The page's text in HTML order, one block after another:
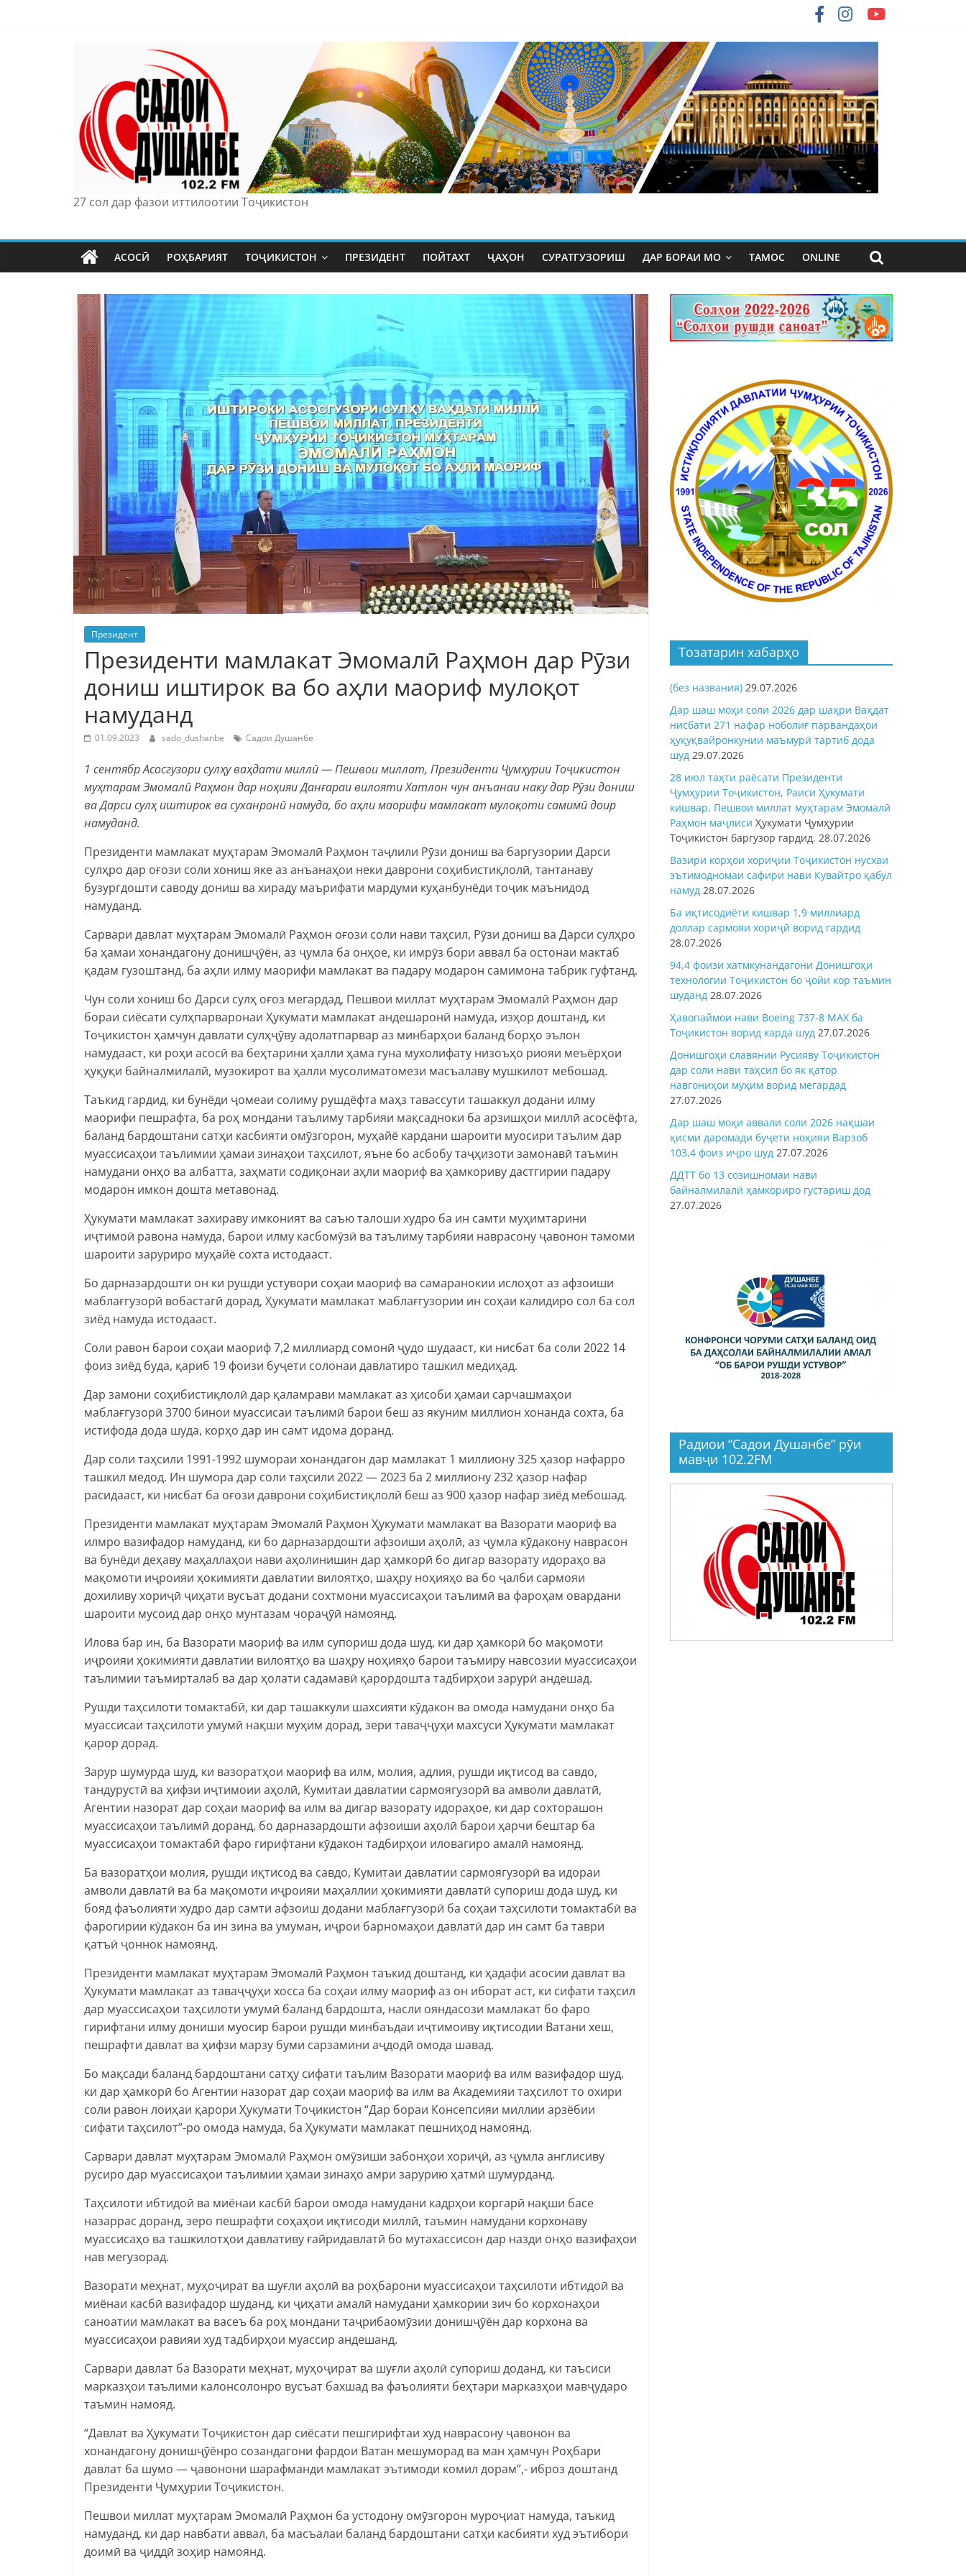
27 сол дар фазои иттилоотии Тоҷикистон
АСОСӢ РОҲБАРИЯТ ТОҶИКИСТОН ПРЕЗИДЕНТ ПОЙТАХТ ҶАҲОН СУРАТГУЗОРИШ ДАР БОРАИ МО ТАМОС ONLINE
Президент
Президенти мамлакат Эмомалӣ Раҳмон дар Рӯзи
дониш иштирок ва бо аҳли маориф мулоқот
намуданд
01.09.2023 sado_dushanbe Садои Душанбе
1 сентябр Асосгузори сулҳу ваҳдати миллӣ — Пешвои миллат, Президенти Ҷумҳурии Тоҷикистон
муҳтарам Эмомалӣ Раҳмон дар ноҳияи Данғараи вилояти Хатлон чун анъанаи наку дар Рӯзи дониш
ва Дарси сулҳ иштирок ва суханронӣ намуда, бо аҳли маорифи мамлакат мулоқоти самимӣ доир
намуданд.
Президенти мамлакат муҳтарам Эмомалӣ Раҳмон таҷлили Рӯзи дониш ва баргузории Дарси
сулҳро дар оғози соли хониш яке аз анъанаҳои неки даврони соҳибистиқлолӣ, тантанаву
бузургдошти саводу дониш ва хираду маърифати мардуми куҳанбунёди тоҷик маънидод
намуданд.
Сарвари давлат муҳтарам Эмомалӣ Раҳмон оғози соли нави таҳсил, Рӯзи дониш ва Дарси сулҳро
ба ҳамаи хонандагону донишҷӯён, аз ҷумла ба онҳое, ки имрӯз бори аввал ба остонаи мактаб
қадам гузоштанд, ба аҳли илму маорифи мамлакат ва падару модарон самимона табрик гуфтанд.
Чун соли хониш бо Дарси сулҳ оғоз мегардад, Пешвои миллат муҳтарам Эмомалӣ Раҳмон дар
бораи сиёсати сулҳпарваронаи Ҳукумати мамлакат андешаронӣ намуда, изҳор доштанд, ки
Тоҷикистон ҳамчун давлати сулҳҷӯву адолатпарвар аз минбарҳои баланд борҳо эълон
намудааст, ки роҳи асосӣ ва беҳтарини ҳалли ҳама гуна мухолифату низоъҳо риояи меъёрҳои
ҳуқуқи байналмилалӣ, музокирот ва ҳалли мусолиматомези масъалаву мушкилот мебошад.
Таъкид гардид, ки бунёди ҷомеаи солиму рушдёфта маҳз тавассути ташаккул додани илму
маорифи пешрафта, ба роҳ мондани таълиму тарбияи мақсадноки ба арзишҳои миллӣ асосёфта,
баланд бардоштани сатҳи касбияти омӯзгорон, муҳайё кардани шароити муосири таълим дар
муассисаҳои таълимии ҳамаи зинаҳои таҳсилот, яъне бо асбобу таҷҳизоти замонавӣ таъмин
намудани онҳо ва албатта, заҳмати содиқонаи аҳли маориф ва ҳамкориву дастгирии падару
модарон имкон дошта метавонад.
Ҳукумати мамлакат захираву имконият ва саъю талоши худро ба ин самти муҳимтарини
иҷтимоӣ равона намуда, барои илму касбомӯзӣ ва таълиму тарбияи наврасону ҷавонон тамоми
шароити заруриро муҳайё сохта истодааст.
Бо дарназардошти он ки рушди устувори соҳаи маориф ва самаранокии ислоҳот аз афзоиши
маблағгузорӣ вобастагӣ дорад, Ҳукумати мамлакат маблағгузории ин соҳаи калидиро сол ба сол
зиёд намуда истодааст.
Соли равон барои соҳаи маориф 7,2 миллиард сомонӣ ҷудо шудааст, ки нисбат ба соли 2022 14
фоиз зиёд буда, қариб 19 фоизи буҷети солонаи давлатиро ташкил медиҳад.
Дар замони соҳибистиқлолӣ дар қаламрави мамлакат аз ҳисоби ҳамаи сарчашмаҳои
маблағгузорӣ 3700 бинои муассисаи таълимӣ барои беш аз якуним миллион хонанда сохта, ба
истифода дода шуда, корҳо дар ин самт идома доранд.
Дар соли таҳсили 1991-1992 шумораи хонандагон дар мамлакат 1 миллиону 325 ҳазор нафарро
ташкил медод. Ин шумора дар соли таҳсили 2022 — 2023 ба 2 миллиону 232 ҳазор нафар
расидааст, ки нисбат ба оғози даврони соҳибистиқлолӣ беш аз 900 ҳазор нафар зиёд мебошад.
Президенти мамлакат муҳтарам Эмомалӣ Раҳмон Ҳукумати мамлакат ва Вазорати маориф ва
илмро вазифадор намуданд, ки бо дарназардошти афзоиши аҳолӣ, аз ҷумла кӯдакону наврасон
ва бунёди деҳаву маҳаллаҳои нави аҳолинишин дар ҳамкорӣ бо дигар вазорату идораҳо ва
мақомоти иҷроияи ҳокимияти давлатии вилоятҳо, шаҳру ноҳияҳо ва бо ҷалби сармояи
дохиливу хориҷӣ ҷиҳати вусъат додани сохтмони муассисаҳои таълимӣ ва фароҳам овардани
шароити мусоид дар онҳо мунтазам чораҷӯӣ намоянд.
Илова бар ин, ба Вазорати маориф ва илм супориш дода шуд, ки дар ҳамкорӣ бо мақомоти
иҷроияи ҳокимияти давлатии вилоятҳо ва шаҳру ноҳияҳо барои таъмиру навсозии муассисаҳои
таълимии таъмирталаб ва дар ҳолати садамавӣ қарордошта тадбирҳои зарурӣ андешад.
Рушди таҳсилоти томактабӣ, ки дар ташаккули шахсияти кӯдакон ва омода намудани онҳо ба
муассисаи таҳсилоти умумӣ нақши муҳим дорад, зери таваҷҷуҳи махсуси Ҳукумати мамлакат
қарор дорад.
Зарур шумурда шуд, ки вазоратҳои маориф ва илм, молия, адлия, рушди иқтисод ва савдо,
тандурустӣ ва ҳифзи иҷтимоии аҳолӣ, Кумитаи давлатии сармоягузорӣ ва амволи давлатӣ,
Агентии назорат дар соҳаи маориф ва илм ва дигар вазорату идораҳое, ки дар сохторашон
муассисаҳои таълимӣ доранд, бо дарназардошти афзоиши аҳолӣ барои ҳарчи бештар ба
муассисаҳои томактабӣ фаро гирифтани кӯдакон тадбирҳои иловагиро амалӣ намоянд.
Ба вазоратҳои молия, рушди иқтисод ва савдо, Кумитаи давлатии сармоягузорӣ ва идораи
амволи давлатӣ ва ба мақомоти иҷроияи маҳаллии ҳокимияти давлатӣ супориш дода шуд, ки
бояд фаъолияти худро дар самти афзоиш додани маблағгузорӣ ба соҳаи таҳсилоти томактабӣ ва
фарогирии кӯдакон ба ин зина ва умуман, иҷрои барномаҳои давлатӣ дар ин самт ба таври
қатъӣ ҷоннок намоянд.
Президенти мамлакат муҳтарам Эмомалӣ Раҳмон таъкид доштанд, ки ҳадафи асосии давлат ва
Ҳукумати мамлакат аз таваҷҷуҳи хосса ба соҳаи илму маориф аз он иборат аст, ки сифати таҳсил
дар муассисаҳои таҳсилоти умумӣ баланд бардошта, насли ояндасози мамлакат бо фаро
гирифтани илму дониши муосир барои рушди минбаъдаи иҷтимоиву иқтисодии Ватани хеш,
пешрафти давлат ва ҳифзи марзу буми сарзамини аҷдодӣ омода шавад.
Бо мақсади баланд бардоштани сатҳу сифати таълим Вазорати маориф ва илм вазифадор шуд,
ки дар ҳамкорӣ бо Агентии назорат дар соҳаи маориф ва илм ва Академияи таҳсилот то охири
соли равон лоиҳаи қарори Ҳукумати Тоҷикистон “Дар бораи Консепсияи миллии арзёбии
сифати таҳсилот”-ро омода намуда, ба Ҳукумати мамлакат пешниҳод намоянд.
Сарвари давлат муҳтарам Эмомалӣ Раҳмон омӯзиши забонҳои хориҷӣ, аз ҷумла англисиву
русиро дар муассисаҳои таълимии ҳамаи зинаҳо амри зарурию ҳатмӣ шумурданд.
Таҳсилоти ибтидоӣ ва миёнаи касбӣ барои омода намудани кадрҳои коргарӣ нақши басе
назаррас доранд, зеро пешрафти соҳаҳои иқтисоди миллӣ, таъмин намудани корхонаву
муассисаҳо ва ташкилотҳои давлативу ғайридавлатӣ бо мутахассисон дар назди онҳо вазифаҳои
нав мегузорад.
Вазорати меҳнат, муҳоҷират ва шуғли аҳолӣ ва роҳбарони муассисаҳои таҳсилоти ибтидоӣ ва
миёнаи касбӣ вазифадор шуданд, ки ҷиҳати амалӣ намудани ҳамкории зич бо корхонаҳои
саноатии мамлакат ва васеъ ба роҳ мондани таҷрибаомӯзии донишҷӯён дар корхона ва
муассисаҳои равияи худ тадбирҳои муассир андешанд.
Сарвари давлат ба Вазорати меҳнат, муҳоҷират ва шуғли аҳолӣ супориш доданд, ки таъсиси
марказҳои таълими калонсолонро вусъат бахшад ва фаъолияти беҳтари марказҳои мавҷударо
таъмин намояд.
“Давлат ва Ҳукумати Тоҷикистон дар сиёсати пешгирифтаи худ наврасону ҷавонон ва
хонандагону донишҷӯёнро созандагони фардои Ватан мешуморад ва ман ҳамчун Роҳбари
давлат ба шумо — ҷавонони шарафманди мамлакат эътимоди комил дорам”,- иброз доштанд
Президенти Ҷумҳурии Тоҷикистон.
Пешвои миллат муҳтарам Эмомалӣ Раҳмон ба устодону омӯзгорон муроҷиат намуда, таъкид
намуданд, ки дар навбати аввал, ба масъалаи баланд бардоштани сатҳи касбияти худ эътибори
доимӣ ва ҷиддӣ зоҳир намоянд.
Тозатарин хабарҳо
(без названия) 29.07.2026
Дар шаш моҳи соли 2026 дар шаҳри Ваҳдат
нисбати 271 нафар ноболиғ парвандаҳои
ҳуқуқвайронкунии маъмурӣ тартиб дода
шуд 29.07.2026
28 июл таҳти раёсати Президенти
Ҷумҳурии Тоҷикистон, Раиси Ҳукумати
кишвар, Пешвои миллат муҳтарам Эмомалӣ
Раҳмон маҷлиси Ҳукумати Ҷумҳурии
Тоҷикистон баргузор гардид. 28.07.2026
Вазири корҳои хориҷии Тоҷикистон нусхаи
эътимодномаи сафири нави Кувайтро қабул
намуд 28.07.2026
Ба иқтисодиёти кишвар 1,9 миллиард
доллар сармояи хориҷӣ ворид гардид
28.07.2026
94,4 фоизи хатмкунандагони Донишгоҳи
технологии Тоҷикистон бо ҷойи кор таъмин
шуданд 28.07.2026
Ҳавопаймои нави Boeing 737-8 MAX ба
Тоҷикистон ворид карда шуд 27.07.2026
Донишгоҳи славянии Русияву Тоҷикистон
дар соли нави таҳсил бо як қатор
навгониҳои муҳим ворид мегардад
27.07.2026
Дар шаш моҳи аввали соли 2026 нақшаи
қисми даромади буҷети ноҳияи Варзоб
103,4 фоиз иҷро шуд 27.07.2026
ДДТТ бо 13 созишномаи нави
байналмилалӣ ҳамкориро густариш дод
27.07.2026
Радиои “Садои Душанбе” рӯи
мавҷи 102.2FM